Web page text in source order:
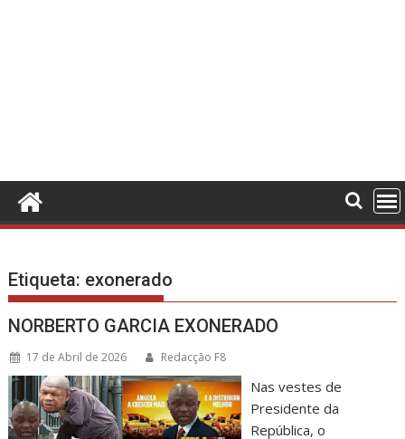
Etiqueta: exonerado
NORBERTO GARCIA EXONERADO
17 de Abril de 2026 Redacção F8
Nas vestes de
Presidente da
República, o